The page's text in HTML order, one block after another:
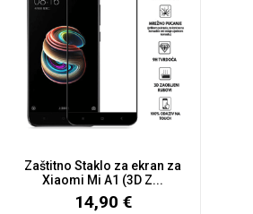
Zaštitno Staklo za ekran za
Xiaomi Mi A1 (3D Z...
14,90 €
maskice